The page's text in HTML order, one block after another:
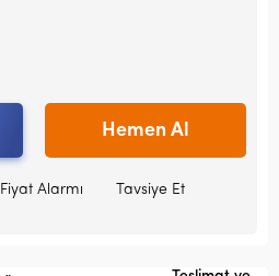
Hemen Al
Fiyat Alarmı Tavsiye Et